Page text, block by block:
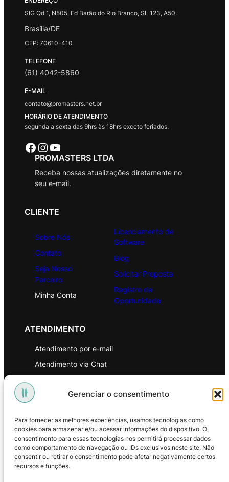
Gerenciar o consentimento
Para fornecer as melhores experiências, usamos tecnologias como
cookies para armazenar e/ou acessar informações do dispositivo. O
consentimento para essas tecnologias nos permitirá processar dados
como comportamento de navegação ou IDs exclusivos neste site. Não
consentir ou retirar o consentimento pode afetar negativamente certos
recursos e funções.
SIG Qd 1, N505, Ed Barão do Rio Branco, SL 123, A50.
Brasília/DF
CEP: 70610-410
TELEFONE
(61) 4042-5860
E-MAIL
contato@promasters.net.br
HORÁRIO DE ATENDIMENTO
segunda a sexta das 9hrs às 18hrs exceto feriados.
Facebook Instagram Youtube
PROMASTERS LTDA
Receba nossas atualizações diretamente no
seu e-mail.
CLIENTE
Sobre Nós
Contato
Seja Nosso
Parceiro
Minha Conta
Licenciamento de
Software
Blog
Solicitar Proposta
Registro de
Oportunidade
ATENDIMENTO
Atendimento por e-mail
Atendimento via Chat
Política de Privacidade
Política de Troca e Devoluções
Política de Reembolso